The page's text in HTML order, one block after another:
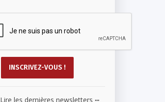
Lire les dernières newsletters ...